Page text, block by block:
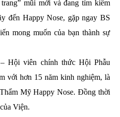
mũi mới và đang tìm kiếm
đến Happy Nose, gặp ngay BS
mong muốn của bạn thành sự
Hội viên chính thức Hội Phẫu
với hơn 15 năm kinh nghiệm, là
Mỹ Happy Nose. Đồng thời
Viện.